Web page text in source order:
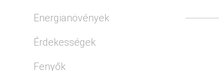
Energianövények
Érdekességek
Fenyők